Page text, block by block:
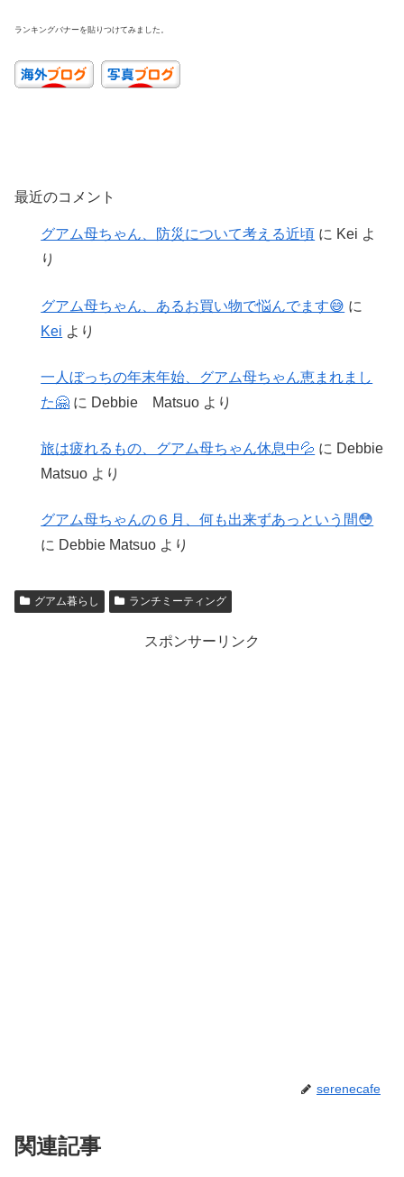
ランキングバナーを貼りつけてみました。
最近のコメント
グアム母ちゃん、防災について考える近頃 に Kei よ
り
グアム母ちゃん、あるお買い物で悩んでます😅 に
Kei より
一人ぼっちの年末年始、グアム母ちゃん恵まれまし
た🤗 に Debbie Matsuo より
旅は疲れるもの、グアム母ちゃん休息中💦 に Debbie
Matsuo より
グアム母ちゃんの６月、何も出来ずあっという間😳
に Debbie Matsuo より
グアム暮らし ランチミーティング
スポンサーリンク
serenecafe
関連記事